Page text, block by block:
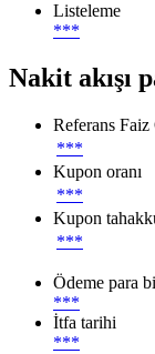
Listeleme
***
Nakit akışı
Referans Faiz
***
Kupon oranı
***
Kupon
***
Ödeme para
***
İtfa tarihi
***